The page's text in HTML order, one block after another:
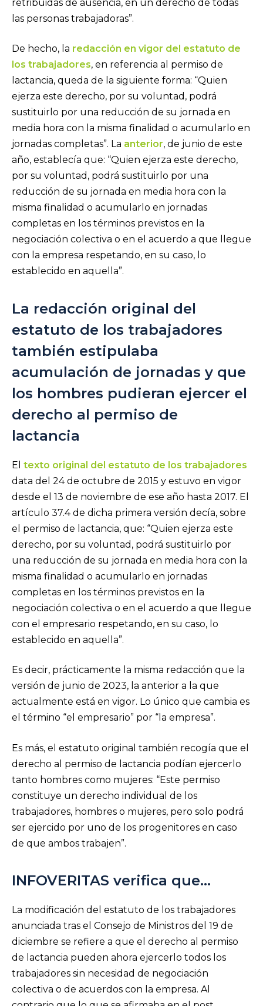
retribuidas de ausencia, en un derecho de todas
las personas trabajadoras”.
De hecho, la redacción en vigor del estatuto de
los trabajadores, en referencia al permiso de
lactancia, queda de la siguiente forma: “Quien
ejerza este derecho, por su voluntad, podrá
sustituirlo por una reducción de su jornada en
media hora con la misma finalidad o acumularlo en
jornadas completas”. La anterior, de junio de este
año, establecía que: “Quien ejerza este derecho,
por su voluntad, podrá sustituirlo por una
reducción de su jornada en media hora con la
misma finalidad o acumularlo en jornadas
completas en los términos previstos en la
negociación colectiva o en el acuerdo a que llegue
con la empresa respetando, en su caso, lo
establecido en aquella”.
La redacción original del
estatuto de los trabajadores
también estipulaba
acumulación de jornadas y que
los hombres pudieran ejercer el
derecho al permiso de
lactancia
El texto original del estatuto de los trabajadores
data del 24 de octubre de 2015 y estuvo en vigor
desde el 13 de noviembre de ese año hasta 2017. El
artículo 37.4 de dicha primera versión decía, sobre
el permiso de lactancia, que: “Quien ejerza este
derecho, por su voluntad, podrá sustituirlo por
una reducción de su jornada en media hora con la
misma finalidad o acumularlo en jornadas
completas en los términos previstos en la
negociación colectiva o en el acuerdo a que llegue
con el empresario respetando, en su caso, lo
establecido en aquella”.
Es decir, prácticamente la misma redacción que la
versión de junio de 2023, la anterior a la que
actualmente está en vigor. Lo único que cambia es
el término “el empresario” por “la empresa”.
Es más, el estatuto original también recogía que el
derecho al permiso de lactancia podían ejercerlo
tanto hombres como mujeres: “Este permiso
constituye un derecho individual de los
trabajadores, hombres o mujeres, pero solo podrá
ser ejercido por uno de los progenitores en caso
de que ambos trabajen”.
INFOVERITAS verifica que…
La modificación del estatuto de los trabajadores
anunciada tras el Consejo de Ministros del 19 de
diciembre se refiere a que el derecho al permiso
de lactancia pueden ahora ejercerlo todos los
trabajadores sin necesidad de negociación
colectiva o de acuerdos con la empresa. Al